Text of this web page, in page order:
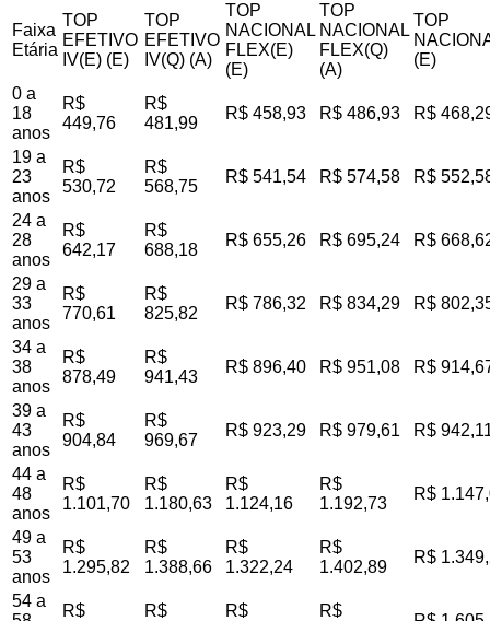
Faixa
Etária
TOP
EFETIVO
IV(E) (E)
TOP
EFETIVO
IV(Q) (A)
TOP
NACIONAL
FLEX(E)
(E)
TOP
NACIONAL
FLEX(Q)
(A)
TOP
(E)
0 a
18
anos
R$
449,76
R$
481,99
R$ 458,93 R$ 486,93 R$
19 a
23
anos
R$
530,72
R$
568,75
R$ 541,54 R$ 574,58 R$
24 a
28
anos
R$
642,17
R$
688,18
R$ 655,26 R$ 695,24 R$
29 a
33
anos
R$
770,61
R$
825,82
R$ 786,32 R$ 834,29 R$
34 a
38
anos
R$
878,49
R$
941,43
R$ 896,40 R$ 951,08 R$
39 a
43
anos
R$
904,84
R$
969,67
R$ 923,29 R$ 979,61 R$
44 a
48
anos
R$
1.101,70
R$
1.180,63
R$
1.124,16
R$
1.192,73
R$
49 a
53
anos
R$
1.295,82
R$
1.388,66
R$
1.322,24
R$
1.402,89
R$
54 a
R$
R$
R$
R$